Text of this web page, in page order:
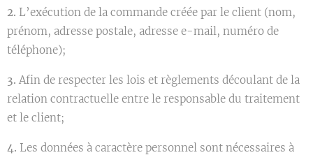
2. L’exécution de la commande créée par le client (nom,
prénom, adresse postale, adresse e-mail, numéro de
téléphone);
3. Afin de respecter les lois et règlements découlant de la
relation contractuelle entre le responsable du traitement
et le client;
4. Les données à caractère personnel sont nécessaires à